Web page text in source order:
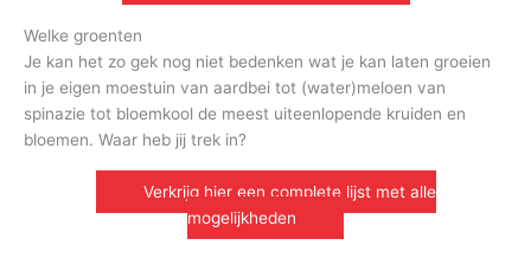
Welke groenten
Je kan het zo gek nog niet bedenken wat je kan laten groeien
in je eigen moestuin van aardbei tot (water)meloen van
spinazie tot bloemkool de meest uiteenlopende kruiden en
bloemen. Waar heb jij trek in?
Verkrijg hier een complete lijst met alle
mogelijkheden